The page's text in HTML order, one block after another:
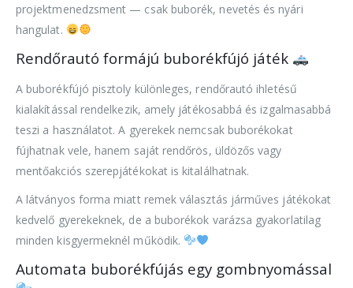
projektmenedzsment — csak buborék, nevetés és nyári
hangulat.
Rendőrautó formájú buborékfújó játék
A buborékfújó pisztoly különleges, rendőrautó ihletésű
kialakítással rendelkezik, amely játékosabbá és izgalmasabbá
teszi a használatot. A gyerekek nemcsak buborékokat
fújhatnak vele, hanem saját rendőrös, üldözős vagy
mentőakciós szerepjátékokat is kitalálhatnak.
A látványos forma miatt remek választás járműves játékokat
kedvelő gyerekeknek, de a buborékok varázsa gyakorlatilag
minden kisgyermeknél működik.
Automata buborékfújás egy gombnyomással